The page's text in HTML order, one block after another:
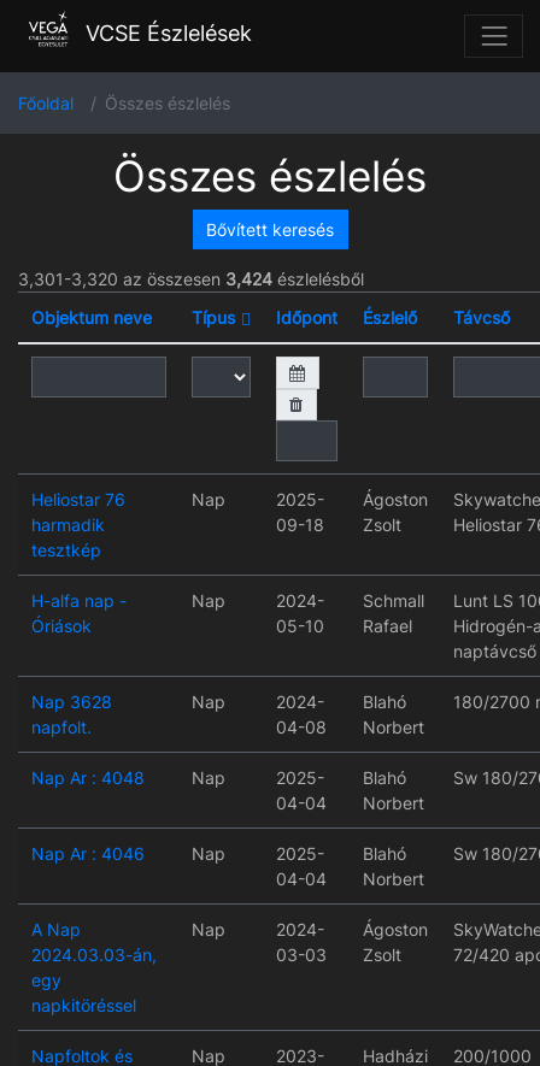
VCSE Észlelések
Főoldal Összes észlelés
Összes észlelés
Bővített keresés
3,301-3,320 az összesen 3,424 észlelésből
Objektum neve
Típus Időpont Észlelő Távcső
Heliostar 76
harmadik
tesztkép
Nap
2025-
09-18
Ágoston
Zsolt
Heliostar
H-alfa nap -
Óriások
Nap
2024-
05-10
Schmall
Rafael
Lunt LS
Hidrogén-
naptávcső
Nap 3628
napfolt.
Nap
2024-
04-08
Blahó
Norbert
180/2700
Nap Ar : 4048 Nap
2025-
04-04
Blahó
Norbert
Sw 180/
Nap Ar : 4046 Nap
2025-
04-04
Blahó
Norbert
Sw 180/
A Nap
2024.03.03-án,
egy
napkitöréssel
Nap
2024-
03-03
Ágoston
Zsolt
72/420
Napfoltok és
Nap
2023-
Hadházi
200/1000